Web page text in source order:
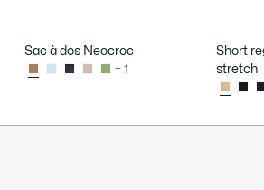
Sac à dos Neocroc
+ 1
Short
stretch